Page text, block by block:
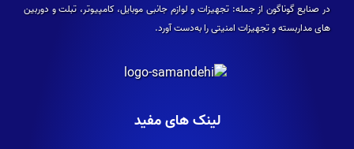
در صنایع گوناگون از جمله: تجهیزات و لوازم جانبی موبایل، کامپیوتر، تبلت و دوربین­‌
های مداربسته و تجهیزات امنیتی را به‌دست آورد.
لینک های مفید